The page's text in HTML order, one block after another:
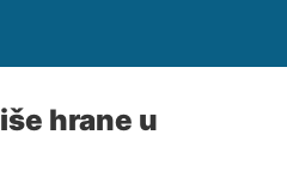
hrane u